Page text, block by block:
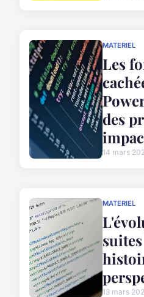
MATERIEL
Les
des
14 mars
MATERIEL
13 mars